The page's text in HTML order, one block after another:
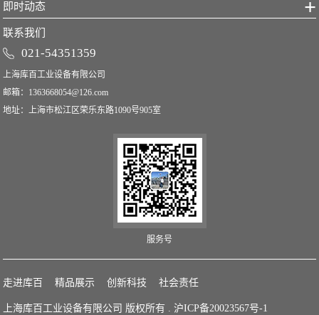
即时动态
联系我们
021-54351359
上海库百工业设备有限公司
邮箱： 1363668054@126.com
地址：上海市松江区荣乐东路1090号905室
服务号
走进库百 精品展示 创新科技 社会责任
上海库百工业设备有限公司 版权所有 .沪ICP备20023567号-1